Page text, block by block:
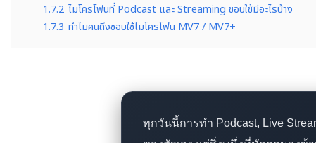
1.7.2 ไมโครโฟนที่ Podcast และ Streaming ชอบใช้มีอะไรบ้าง
1.7.3 ทำไมคนถึงชอบใช้ไมโครโฟน MV7 / MV7+
ทุกวันนี้การทำ Podcast, Live